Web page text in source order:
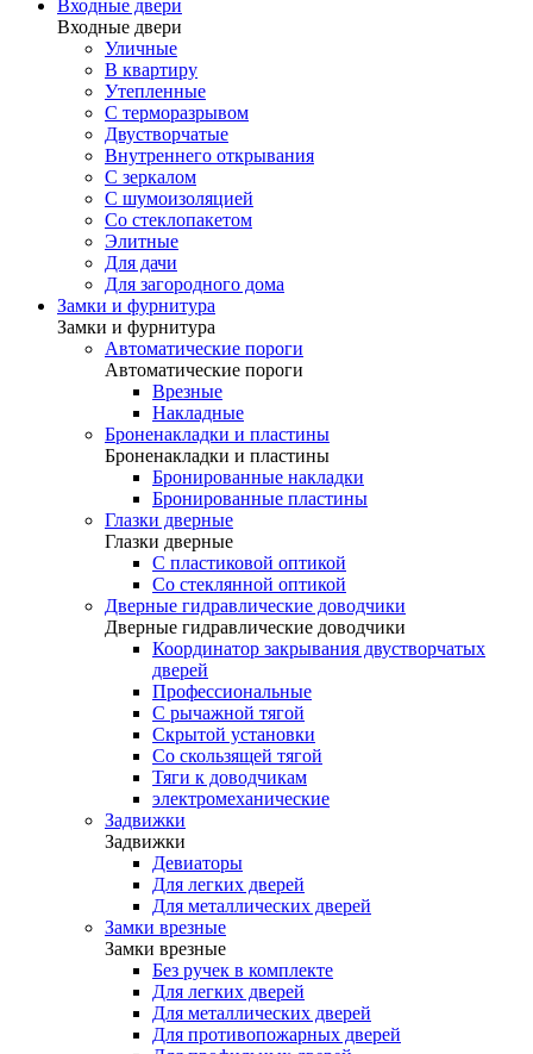
Входные двери
Входные двери
Уличные
В квартиру
Утепленные
С терморазрывом
Двустворчатые
Внутреннего открывания
С зеркалом
С шумоизоляцией
Со стеклопакетом
Элитные
Для дачи
Для загородного дома
Замки и фурнитура
Замки и фурнитура
Автоматические пороги
Автоматические пороги
Врезные
Накладные
Броненакладки и пластины
Броненакладки и пластины
Бронированные накладки
Бронированные пластины
Глазки дверные
Глазки дверные
C пластиковой оптикой
Со стеклянной оптикой
Дверные гидравлические доводчики
Дверные гидравлические доводчики
Координатор закрывания двустворчатых
дверей
Профессиональные
С рычажной тягой
Скрытой установки
Со скользящей тягой
Тяги к доводчикам
электромеханические
Задвижки
Задвижки
Девиаторы
Для легких дверей
Для металлических дверей
Замки врезные
Замки врезные
Без ручек в комплекте
Для легких дверей
Для металлических дверей
Для противопожарных дверей